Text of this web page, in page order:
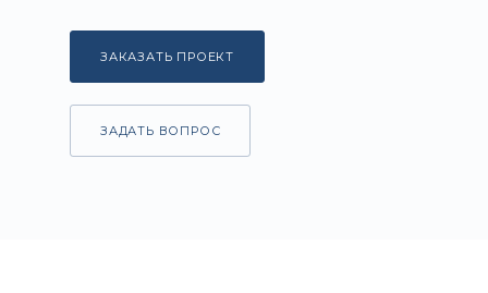
ЗАКАЗАТЬ ПРОЕКТ
ЗАДАТЬ ВОПРОС